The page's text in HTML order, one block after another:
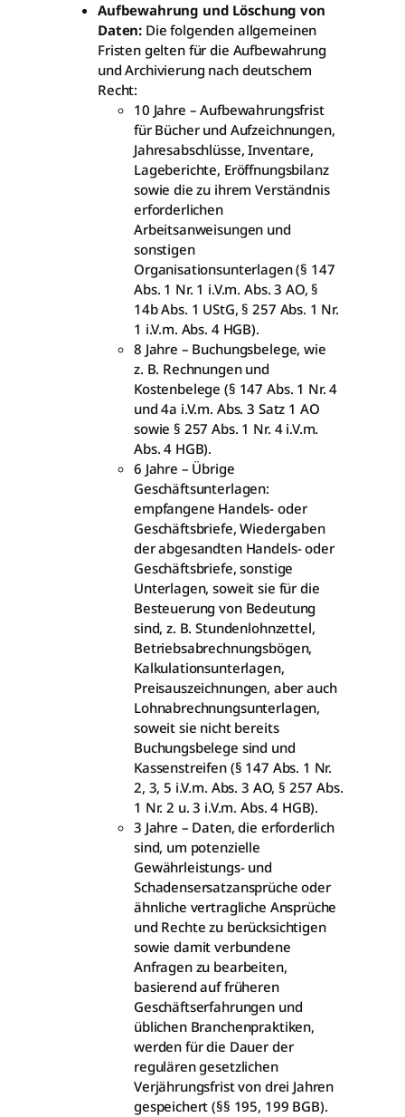
Aufbewahrung und Löschung von
Daten: Die folgenden allgemeinen
Fristen gelten für die Aufbewahrung
und Archivierung nach deutschem
Recht:
10 Jahre – Aufbewahrungsfrist
für Bücher und Aufzeichnungen,
Jahresabschlüsse, Inventare,
Lageberichte, Eröffnungsbilanz
sowie die zu ihrem Verständnis
erforderlichen
Arbeitsanweisungen und
sonstigen
Organisationsunterlagen (§ 147
Abs. 1 Nr. 1 i.V.m. Abs. 3 AO, §
14b Abs. 1 UStG, § 257 Abs. 1 Nr.
1 i.V.m. Abs. 4 HGB).
8 Jahre – Buchungsbelege, wie
z. B. Rechnungen und
Kostenbelege (§ 147 Abs. 1 Nr. 4
und 4a i.V.m. Abs. 3 Satz 1 AO
sowie § 257 Abs. 1 Nr. 4 i.V.m.
Abs. 4 HGB).
6 Jahre – Übrige
Geschäftsunterlagen:
empfangene Handels- oder
Geschäftsbriefe, Wiedergaben
der abgesandten Handels- oder
Geschäftsbriefe, sonstige
Unterlagen, soweit sie für die
Besteuerung von Bedeutung
sind, z. B. Stundenlohnzettel,
Betriebsabrechnungsbögen,
Kalkulationsunterlagen,
Preisauszeichnungen, aber auch
Lohnabrechnungsunterlagen,
soweit sie nicht bereits
Buchungsbelege sind und
Kassenstreifen (§ 147 Abs. 1 Nr.
2, 3, 5 i.V.m. Abs. 3 AO, § 257 Abs.
1 Nr. 2 u. 3 i.V.m. Abs. 4 HGB).
3 Jahre – Daten, die erforderlich
sind, um potenzielle
Gewährleistungs- und
Schadensersatzansprüche oder
ähnliche vertragliche Ansprüche
und Rechte zu berücksichtigen
sowie damit verbundene
Anfragen zu bearbeiten,
basierend auf früheren
Geschäftserfahrungen und
üblichen Branchenpraktiken,
werden für die Dauer der
regulären gesetzlichen
Verjährungsfrist von drei Jahren
gespeichert (§§ 195, 199 BGB).